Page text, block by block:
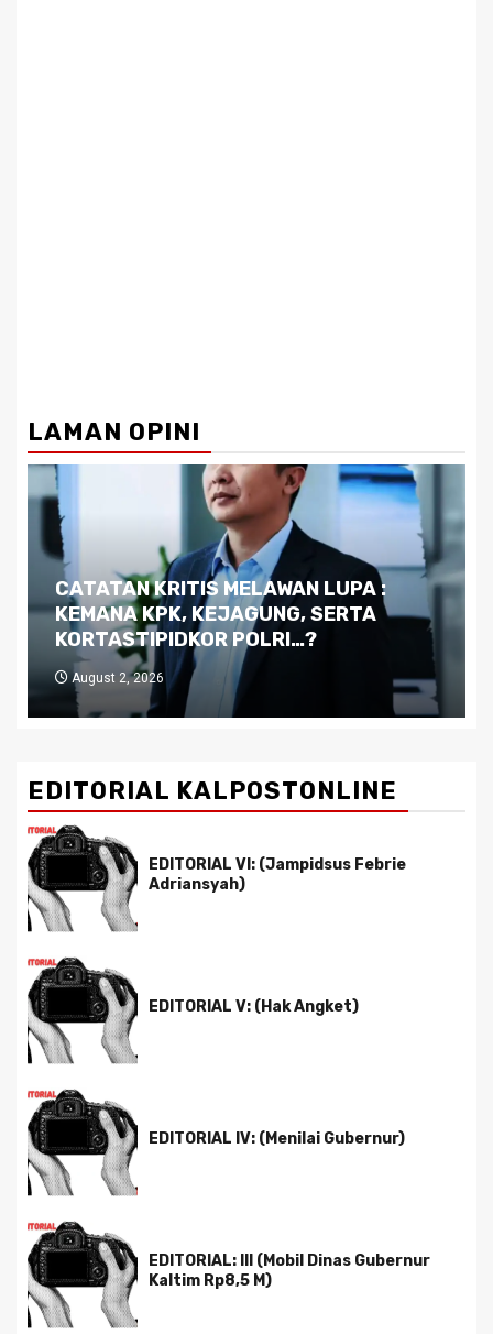
LAMAN OPINI
Dilema Kaltim di Tengah Krisis:
Kutukan Sumber Daya Alam dan
Pemimpin yang Tak Kreatif
July 29, 2026
EDITORIAL KALPOSTONLINE
EDITORIAL VI: (Jampidsus Febrie
Adriansyah)
EDITORIAL V: (Hak Angket)
EDITORIAL IV: (Menilai Gubernur)
EDITORIAL: III (Mobil Dinas Gubernur
Kaltim Rp8,5 M)